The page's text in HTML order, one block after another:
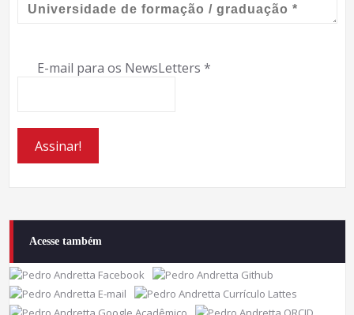
E-mail para os NewsLetters *
Acesse também